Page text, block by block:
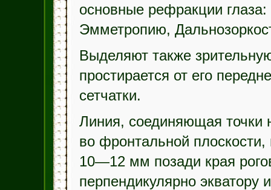
основные рефракции
Эмметропию,
Выделяют также
простирается от его
сетчатки.
Линия, соединяющая точки
во фронтальной
10—12 мм позади края
перпендикулярно